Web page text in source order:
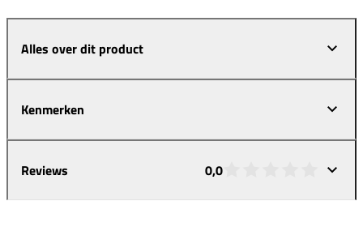
Alles over dit product
Kenmerken
Reviews 0,0